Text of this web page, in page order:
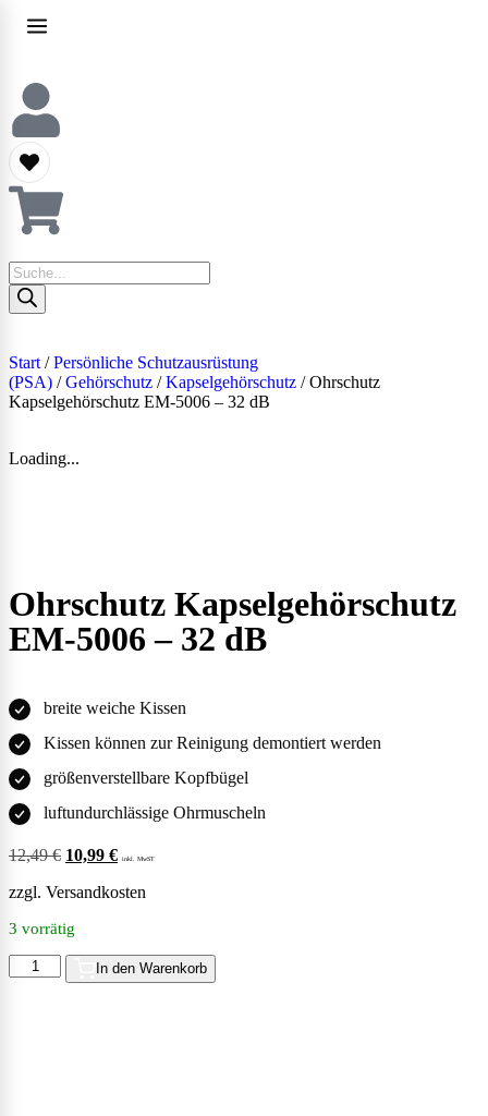
Start /Persönliche Schutzausrüstung
(PSA) /Gehörschutz /Kapselgehörschutz / Ohrschutz
Kapselgehörschutz EM-5006 – 32 dB
Loading...
Ohrschutz Kapselgehörschutz
EM-5006 – 32 dB
breite weiche Kissen
Kissen können zur Reinigung demontiert werden
größenverstellbare Kopfbügel
luftundurchlässige Ohrmuscheln
12,49€ 10,99 € inkl. MwST
zzgl. Versandkosten
3 vorrätig
In den Warenkorb